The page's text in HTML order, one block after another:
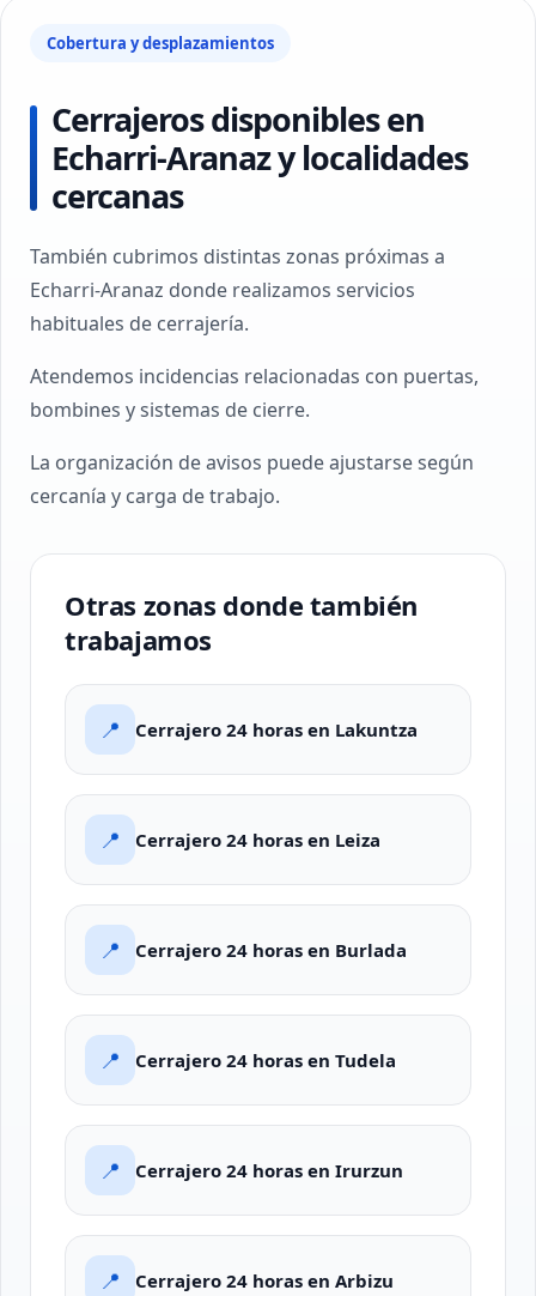
Cobertura y desplazamientos
Cerrajeros disponibles en
Echarri-Aranaz y localidades
cercanas
También cubrimos distintas zonas próximas a
Echarri-Aranaz donde realizamos servicios
habituales de cerrajería.
Atendemos incidencias relacionadas con puertas,
bombines y sistemas de cierre.
La organización de avisos puede ajustarse según
cercanía y carga de trabajo.
Otras zonas donde también
trabajamos
📍 Cerrajero 24 horas en Lakuntza
📍 Cerrajero 24 horas en Leiza
📍 Cerrajero 24 horas en Burlada
📍 Cerrajero 24 horas en Tudela
📍 Cerrajero 24 horas en Irurzun
📍 Cerrajero 24 horas en Arbizu